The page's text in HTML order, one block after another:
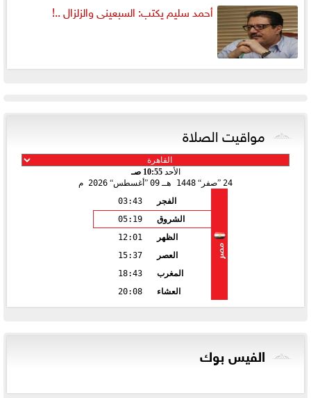
أحمد سليم يكتب: السبعينى والزلزال ..!
مواقيت الصلاة
الأحد10:55 صـ
24 صفر 1448 هـ 09 أغسطس 2026 م
مصر
الفجر
03:43
الشروق
05:19
الظهر
12:01
العصر
15:37
المغرب
18:43
العشاء
20:08
الفيس بوك